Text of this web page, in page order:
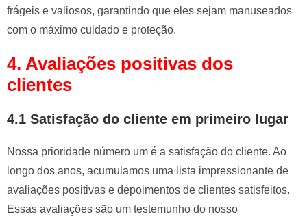
frágeis e valiosos, garantindo que eles sejam manuseados
com o máximo cuidado e proteção.
4. Avaliações positivas dos
clientes
4.1 Satisfação do cliente em primeiro lugar
Nossa prioridade número um é a satisfação do cliente. Ao
longo dos anos, acumulamos uma lista impressionante de
avaliações positivas e depoimentos de clientes satisfeitos.
Essas avaliações são um testemunho do nosso